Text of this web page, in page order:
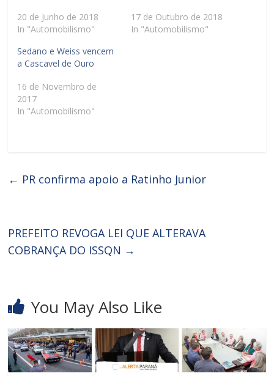
20 de Junho de 2018
In "Automobilismo"
17 de Outubro de 2018
In "Automobilismo"
Sedano e Weiss vencem
a Cascavel de Ouro
16 de Novembro de
2017
In "Automobilismo"
← PR confirma apoio a Ratinho Junior
PREFEITO REVOGA LEI QUE ALTERAVA
COBRANÇA DO ISSQN →
You May Also Like